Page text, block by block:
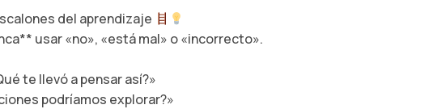
del aprendizaje
usar «no», «está mal» o «incorrecto».
te llevó a pensar así?»
podríamos explorar?»